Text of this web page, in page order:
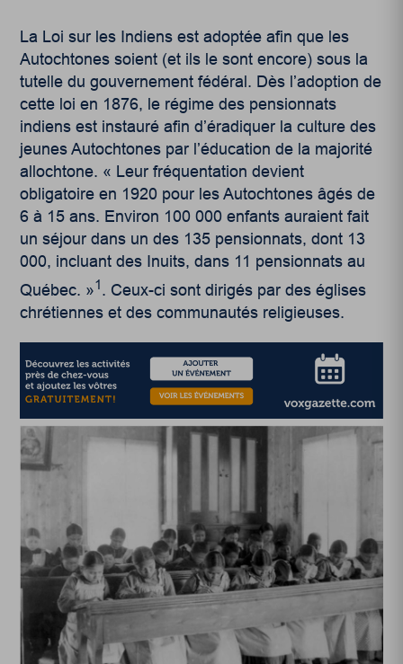
La Loi sur les Indiens est adoptée afin que les
Autochtones soient (et ils le sont encore) sous la
tutelle du gouvernement fédéral. Dès l’adoption de
cette loi en 1876, le régime des pensionnats
indiens est instauré afin d’éradiquer la culture des
jeunes Autochtones par l’éducation de la majorité
allochtone. « Leur fréquentation devient
obligatoire en 1920 pour les Autochtones âgés de
6 à 15 ans. Environ 100 000 enfants auraient fait
un séjour dans un des 135 pensionnats, dont 13
000, incluant des Inuits, dans 11 pensionnats au
Québec. »1. Ceux-ci sont dirigés par des églises
chrétiennes et des communautés religieuses.